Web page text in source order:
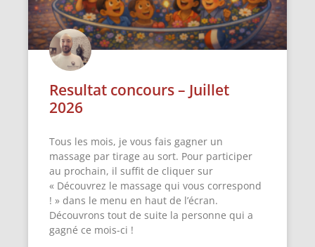
Resultat concours – Juillet
2026
Tous les mois, je vous fais gagner un
massage par tirage au sort. Pour participer
au prochain, il suffit de cliquer sur
« Découvrez le massage qui vous correspond
! » dans le menu en haut de l’écran.
Découvrons tout de suite la personne qui a
gagné ce mois-ci !